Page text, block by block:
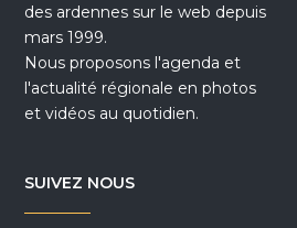
des ardennes sur le web depuis
mars 1999.
Nous proposons l'agenda et
l'actualité régionale en photos
et vidéos au quotidien.
SUIVEZ NOUS